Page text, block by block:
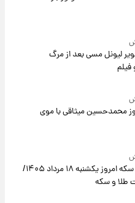
لیونل مسی بعد از مرگ
محمدحسین میثاقی با موی
قیمت طلا و سکه امروز یکشنبه ۱۸ مرداد ۱۴۰۵/
و سکه